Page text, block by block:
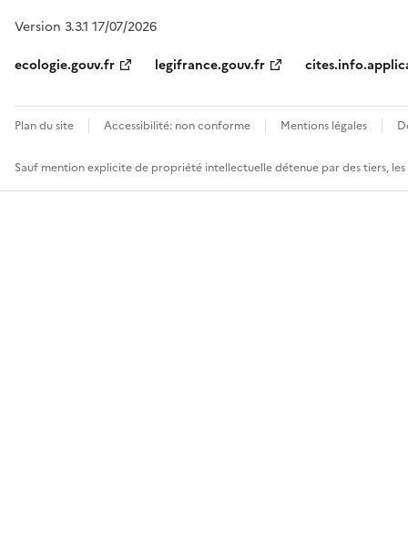
Version 3.3.1 17/07/2026
ecologie.gouv.fr
legifrance.gouv.fr
Plan du site Accessibilité: non conforme Mentions légales
Sauf mention explicite de propriété intellectuelle détenue par des tiers,